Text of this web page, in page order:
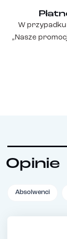
W przypadku
„Nasze
Opinie
Absolwenci